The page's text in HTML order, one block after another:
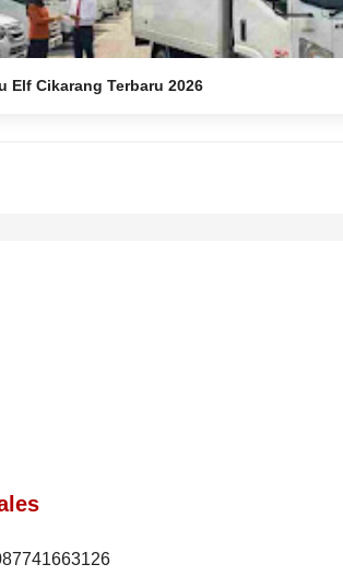
Elf Cikarang Terbaru 2026